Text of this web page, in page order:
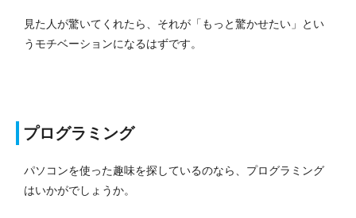
見た人が驚いてくれたら、それが「もっと驚かせたい」とい
うモチベーションになるはずです。
プログラミング
パソコンを使った趣味を探しているのなら、プログラミング
はいかがでしょうか。